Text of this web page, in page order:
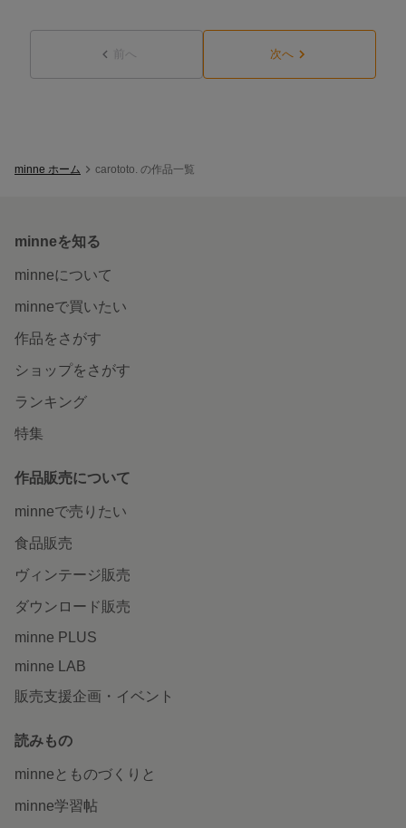
前へ 次へ
minne ホーム carototo. の作品一覧
minneを知る
minneについて
minneで買いたい
作品をさがす
ショップをさがす
ランキング
特集
作品販売について
minneで売りたい
食品販売
ヴィンテージ販売
ダウンロード販売
minne PLUS
minne LAB
販売支援企画・イベント
読みもの
minneとものづくりと
minne学習帖